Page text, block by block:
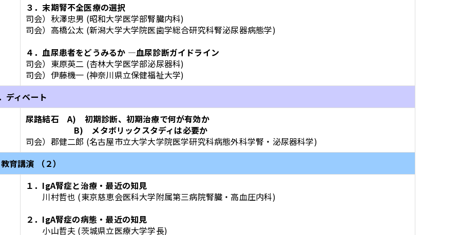
３．末期腎不全医療の選択
司会）秋澤忠男 (昭和大学医学部腎臓内科)
司会）高橋公太 (新潟大学大学院医歯学総合研究科腎泌尿器病態学)
４．血尿患者をどうみるか ―血尿診断ガイドライン
司会）東原英二 (杏林大学医学部泌尿器科)
司会）伊藤機一 (神奈川県立保健福祉大学)
ディベート
尿路結石 A) 初期診断、初期治療で何が有効か
B) メタボリックスタディは必要か
司会）郡健二郎 (名古屋市立大学大学院医学研究科病態外科学腎・泌尿器科学)
育講演 （２）
１．IgA腎症と治療・最近の知見
川村哲也 (東京慈恵会医科大学附属第三病院腎臓・高血圧内科)
２．IgA腎症の病態・最近の知見
小山哲夫 (茨城県立医療大学学長)